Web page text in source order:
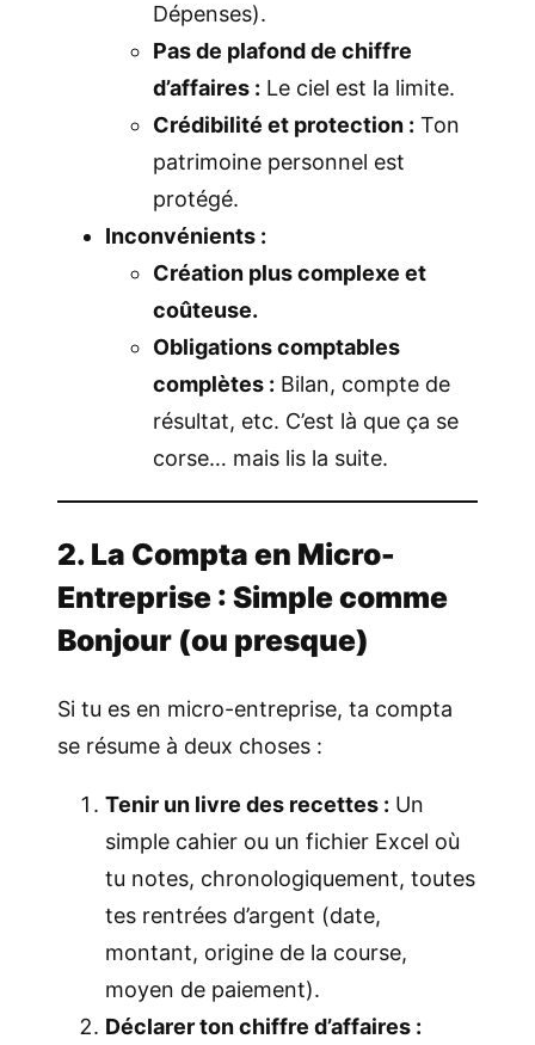
Dépenses).
Pas de plafond de chiffre
d’affaires : Le ciel est la limite.
Crédibilité et protection : Ton
patrimoine personnel est
protégé.
Inconvénients :
Création plus complexe et
coûteuse.
Obligations comptables
complètes : Bilan, compte de
résultat, etc. C’est là que ça se
corse… mais lis la suite.
2. La Compta en Micro-
Entreprise : Simple comme
Bonjour (ou presque)
Si tu es en micro-entreprise, ta compta
se résume à deux choses :
Tenir un livre des recettes : Un
simple cahier ou un fichier Excel où
tu notes, chronologiquement, toutes
tes rentrées d’argent (date,
montant, origine de la course,
moyen de paiement).
Déclarer ton chiffre d’affaires :